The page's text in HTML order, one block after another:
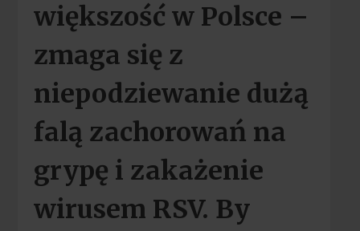
większość w Polsce –
zmaga się z
niepodziewanie dużą
falą zachorowań na
grypę i zakażenie
wirusem RSV. By